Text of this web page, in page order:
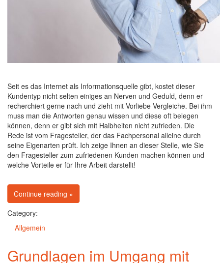
Seit es das Internet als Informationsquelle gibt, kostet dieser
Kundentyp nicht selten einiges an Nerven und Geduld, denn er
recherchiert gerne nach und zieht mit Vorliebe Vergleiche. Bei ihm
muss man die Antworten genau wissen und diese oft belegen
können, denn er gibt sich mit Halbheiten nicht zufrieden. Die
Rede ist vom Fragesteller, der das Fachpersonal alleine durch
seine Eigenarten prüft. Ich zeige Ihnen an dieser Stelle, wie Sie
den Fragesteller zum zufriedenen Kunden machen können und
welche Vorteile er für Ihre Arbeit darstellt!
Continue reading on Kundentypen: Der Fragesteller
»
Category:
Allgemein
Grundlagen im Umgang mit